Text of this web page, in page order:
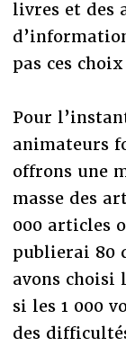
livres et des
pas ces
Pour
animateurs
offrons une
masse des
000 articles
publierai 80
avons choisi
si les 1 000
des